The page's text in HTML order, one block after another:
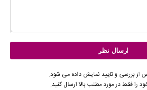
از بررسی و تایید نمایش داده می شود.
را فقط در مورد مطلب بالا ارسال کنید.